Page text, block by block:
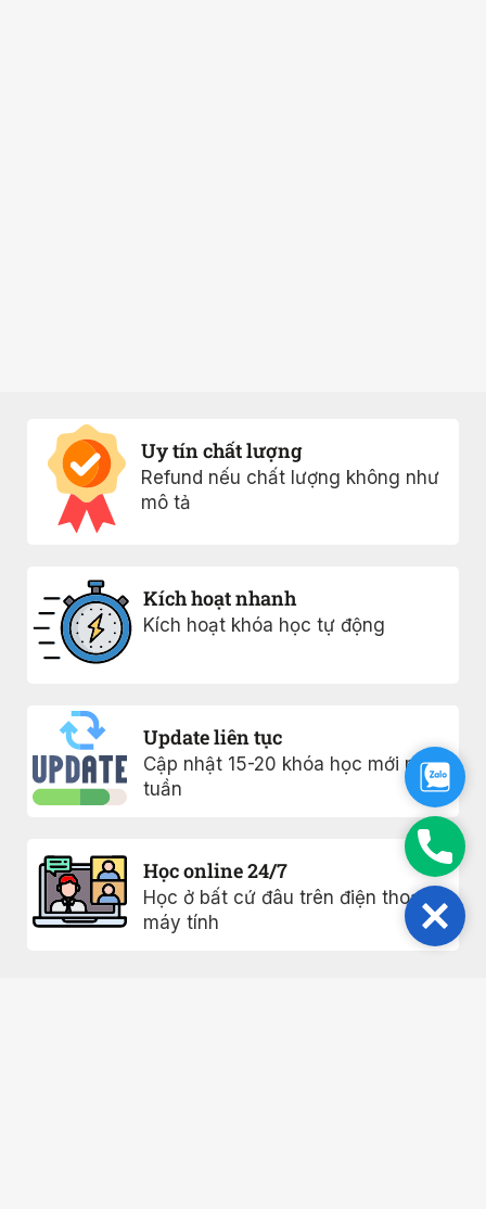
Uy tín chất lượng
Refund nếu chất lượng không như
mô tả
Kích hoạt nhanh
Kích hoạt khóa học tự động
Update liên tục
Cập nhật 15-20 khóa học mới mỗi
tuần
Học online 24/7
Học ở bất cứ đâu trên điện thoại
máy tính
Zalo
Close